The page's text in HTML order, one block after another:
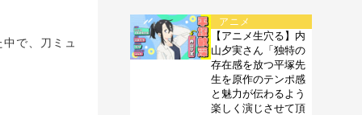
で、刀ミュ
アニメ
【アニメ生穴る】内
山夕実さん「独特の
存在感を放つ平塚先
生を原作のテンポ感
と魅力が伝わるよう
楽しく演じさせて頂